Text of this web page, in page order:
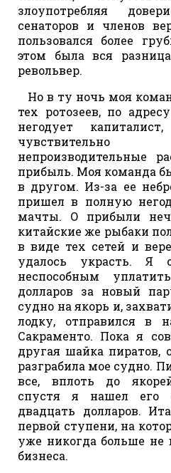
злоупотребляя
сенаторов и членов
пользовался более
этом была вся
револьвер.
Но в ту ночь моя
тех ротозеев, по
негодует
непроизводительные
прибыль. Моя команда
в другом. Из-за ее
пришел в полную
мачты. О прибыли
китайские же рыбаки
в виде тех сетей и
удалось украсть. Я
неспособным
долларов за новый
судно на якорь и,
лодку, отправился в
Сакраменто. Пока я
другая шайка пиратов,
разграбила мое судно.
все, вплоть до
спустя я нашел его
двадцать долларов.
первой ступени, на
уже никогда больше не
бизнеса.